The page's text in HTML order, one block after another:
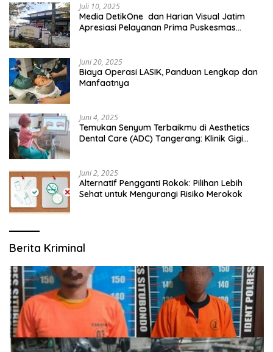
Juli 10, 2025
Media DetikOne dan Harian Visual Jatim
Apresiasi Pelayanan Prima Puskesmas
Juni 20, 2025
Biaya Operasi LASIK, Panduan Lengkap dan
Manfaatnya
Juni 4, 2025
Temukan Senyum Terbaikmu di Aesthetics
Dental Care (ADC) Tangerang: Klinik Gigi
Juni 2, 2025
Alternatif Pengganti Rokok: Pilihan Lebih
Sehat untuk Mengurangi Risiko Merokok
Berita Kriminal